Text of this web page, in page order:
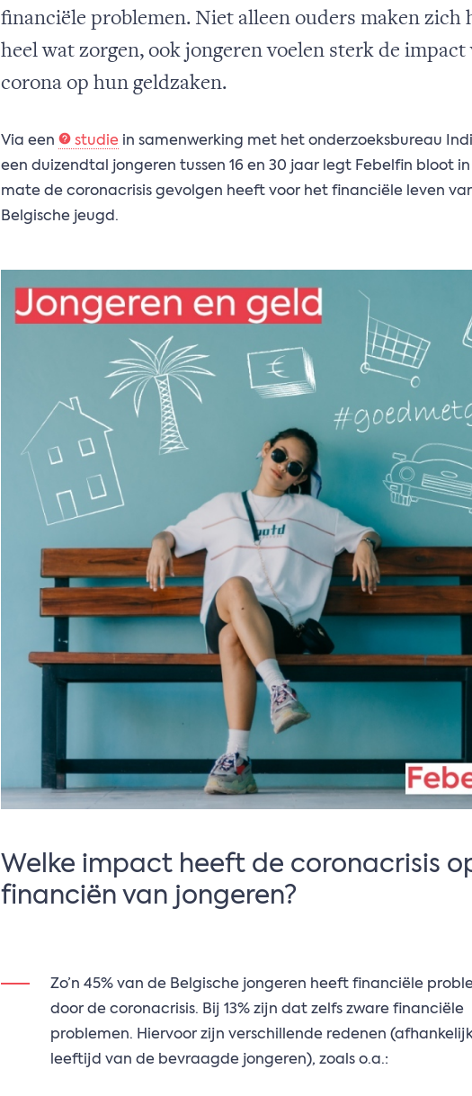
financiële problemen. Niet alleen ouders maken zich
heel wat zorgen, ook jongeren voelen sterk de impact
corona op hun geldzaken.
Via een studie in samenwerking met het onderzoeksbureau
een duizendtal jongeren tussen 16 en 30 jaar legt Febelfin bloot
mate de coronacrisis gevolgen heeft voor het financiële leven
Belgische jeugd.
Welke impact heeft de coronacrisis
financiën van jongeren?
Zo’n 45% van de Belgische jongeren heeft financiële
door de coronacrisis. Bij 13% zijn dat zelfs zware financiële
problemen. Hiervoor zijn verschillende redenen
leeftijd van de bevraagde jongeren), zoals o.a.: